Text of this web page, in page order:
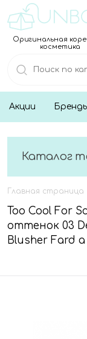
Оригинальная
косметика
Акции
Каталог
Главная страница
Too Cool For
оттенок 03
Blusher Fard